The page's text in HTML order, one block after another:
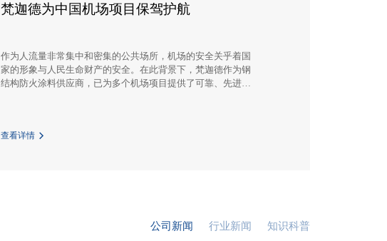
梵迦德为中国机场项目保驾护航
作为人流量非常集中和密集的公共场所，机场的安全关乎着国
家的形象与人民生命财产的安全。在此背景下，梵迦德作为钢
结构防火涂料供应商，已为多个机场项目提供了可靠、先进的
查看详情
公司新闻 行业新闻 知识科普